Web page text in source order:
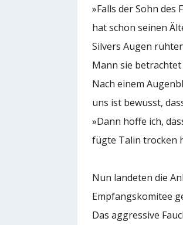
»Falls der Sohn
hat schon seinen
Silvers Augen
Mann sie
Nach einem
uns ist bewusst,
»Dann hoffe ich,
fügte Talin trocken
Nun landeten die
Empfangskomitee
Das aggressive